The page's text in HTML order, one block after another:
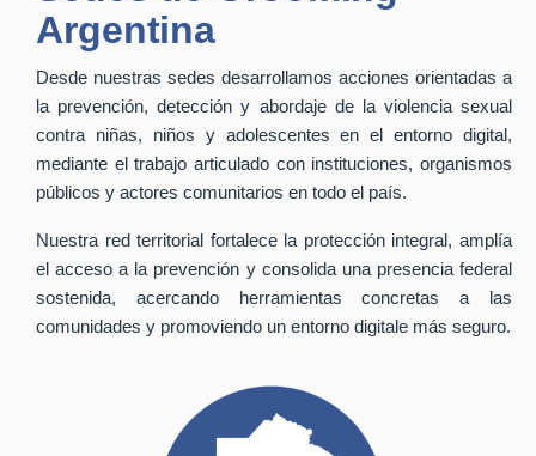
Argentina
Desde nuestras sedes desarrollamos acciones orientadas a
la prevención, detección y abordaje de la violencia sexual
contra niñas, niños y adolescentes en el entorno digital,
mediante el trabajo articulado con instituciones, organismos
públicos y actores comunitarios en todo el país.
Nuestra red territorial fortalece la protección integral, amplía
el acceso a la prevención y consolida una presencia federal
sostenida, acercando herramientas concretas a las
comunidades y promoviendo un entorno digitale más seguro.